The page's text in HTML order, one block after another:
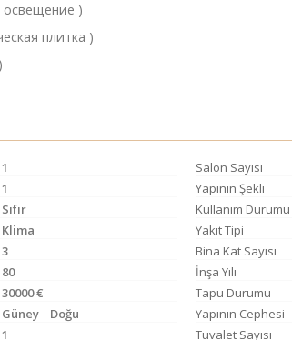
)
плитка )
1 Salon Sayısı
1 Yapının Şekli
Sıfır Kullanım Durumu
Klima Yakıt Tipi
3 Bina Kat Sayısı
80 İnşa Yılı
30000 € Tapu Durumu
Güney Doğu Yapının Cephesi
1 Tuvalet Sayısı